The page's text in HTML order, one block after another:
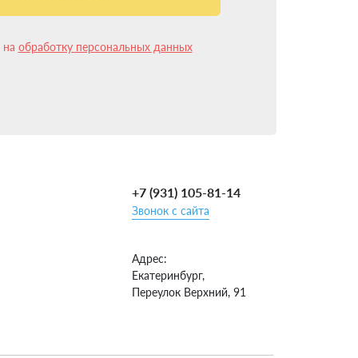
10 лет и имеем более 15 000 успешных
что установка ГБО на Москвич 3 в
несколько изменилась и упростилась.
на обработку персональных данных
+7 (931) 105-81-14
Звонок с сайта
Адрес:
Екатеринбург,
Переулок Верхний, 91